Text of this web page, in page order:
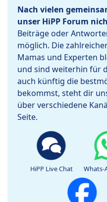
Nach vielen
unser HiPP Forum
Beiträge oder
möglich. Die
Mamas und Experten
und sind weiterhin für
auch künftig die
bekommst, steht dir
über verschiedene
Seite.
HiPP Live Chat Whats-